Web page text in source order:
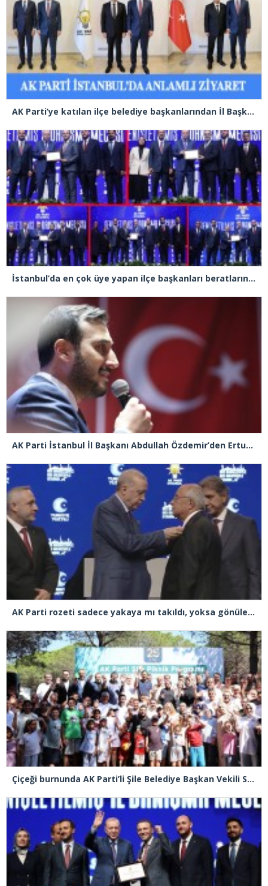
AK Parti’ye katılan ilçe belediye başkanlarından İl Başkanı Özdemir’e ziyaret
İstanbul’da en çok üye yapan ilçe başkanları beratlarını Cumhurbaşkanı Erdoğan’ın elinden aldı
AK Parti İstanbul İl Başkanı Abdullah Özdemir’den Ertuğrul Özkök’e “Franco” tepkisi
AK Parti rozeti sadece yakaya mı takıldı, yoksa gönüle takılmadı mı?
Çiçeği burnunda AK Parti’li Şile Belediye Başkan Vekili Sacit Terzi, teşkilatlarla piknikte buluştu